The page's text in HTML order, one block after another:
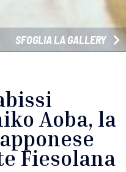
SFOGLIA LA GALLERY
Aoba, la
Fiesolana